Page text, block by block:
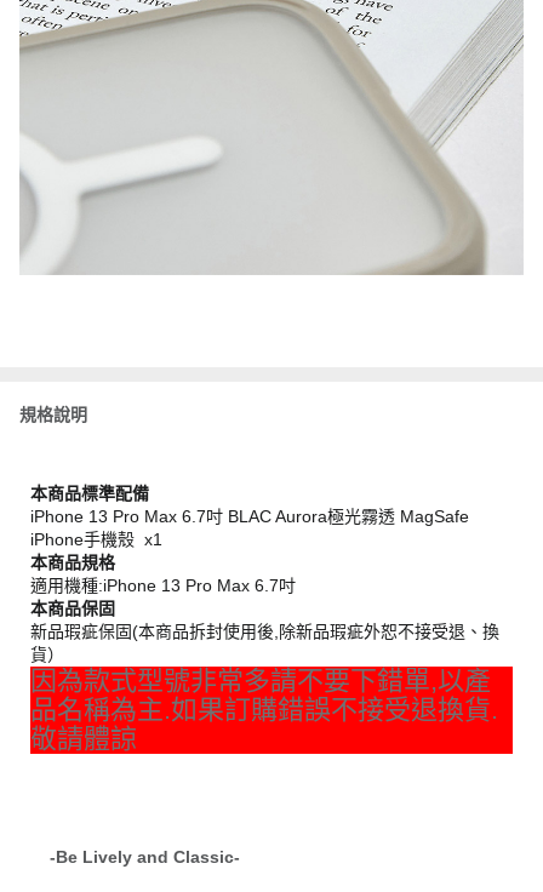
規格說明
本商品標準配備
iPhone 13 Pro Max 6.7吋 BLAC Aurora極光霧透 MagSafe
iPhone手機殼 x1
本商品規格
適用機種:iPhone 13 Pro Max 6.7吋
本商品保固
新品瑕疵保固(本商品拆封使用後,除新品瑕疵外恕不接受退、換
貨）
因為款式型號非常多請不要下錯單,以產
品名稱為主.如果訂購錯誤不接受退換貨.
敬請體諒
-Be Lively and Classic-